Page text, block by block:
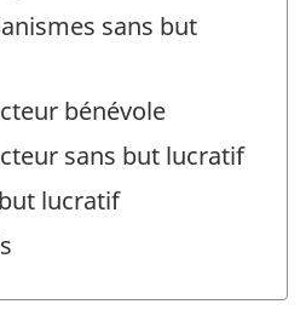
sans but
bénévole
sans but lucratif
lucratif